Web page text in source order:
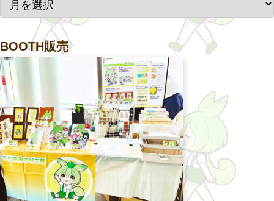
BOOTH販売